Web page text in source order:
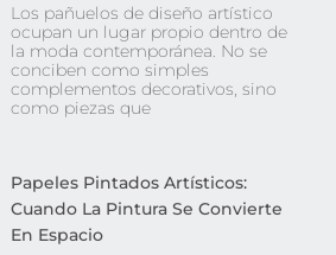
Los pañuelos de diseño artístico
ocupan un lugar propio dentro de
la moda contemporánea. No se
conciben como simples
complementos decorativos, sino
como piezas que
Papeles Pintados Artísticos:
Cuando La Pintura Se Convierte
En Espacio